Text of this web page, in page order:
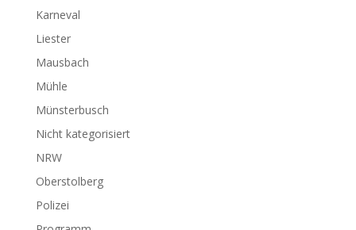
Karneval
Liester
Mausbach
Mühle
Münsterbusch
Nicht kategorisiert
NRW
Oberstolberg
Polizei